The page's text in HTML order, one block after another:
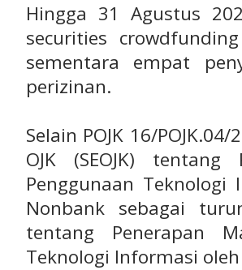
Hingga 31 Agustus
securities
sementara empat
perizinan.
Selain POJK 16/
OJK (SEOJK)
Penggunaan Teknologi
Nonbank sebagai
tentang Penerapan
Teknologi Informasi